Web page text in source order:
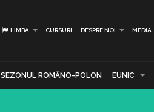
LIMBA CURSURI DESPRE NOI MEDIA
SEZONUL ROMÂNO-POLON EUNIC